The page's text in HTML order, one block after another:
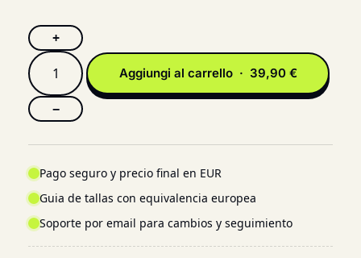
+
−
Aggiungi al carrello · 39,90 €
Pago seguro y precio final en EUR
Guia de tallas con equivalencia europea
Soporte por email para cambios y seguimiento